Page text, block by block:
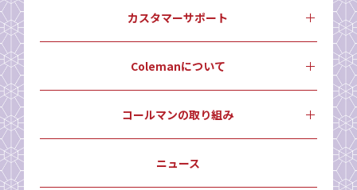
カスタマーサポート
Colemanについて
コールマンの取り組み
ニュース